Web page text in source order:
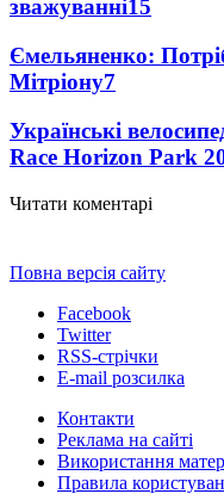
зважуванні15
Ємельяненко:
Мітріону7
Українські
Race Horizon Park
Читати коментарі
Повна версія сайту
Facebook
Twitter
RSS-стрічки
E-mail розсилка
Контакти
Реклама на сайті
Використання
Правила